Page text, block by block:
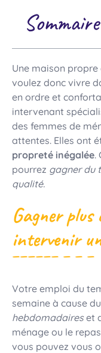
Sommaire
Une maison
voulez donc vivre
en ordre et
intervenant
des femmes de
attentes. Elles ont
propreté inégalée.
pourrez gagner du
qualité.
Gagner
intervenir
Votre emploi du
semaine à cause du
hebdomadaireset
ménage ou le
vous pouvez vous